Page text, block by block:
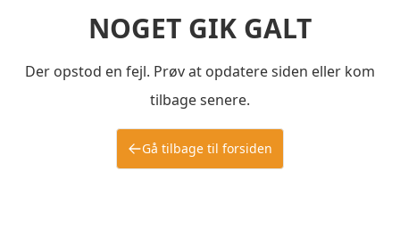
NOGET GIK GALT
Der opstod en fejl. Prøv at opdatere siden eller kom
tilbage senere.
Gå tilbage til forsiden